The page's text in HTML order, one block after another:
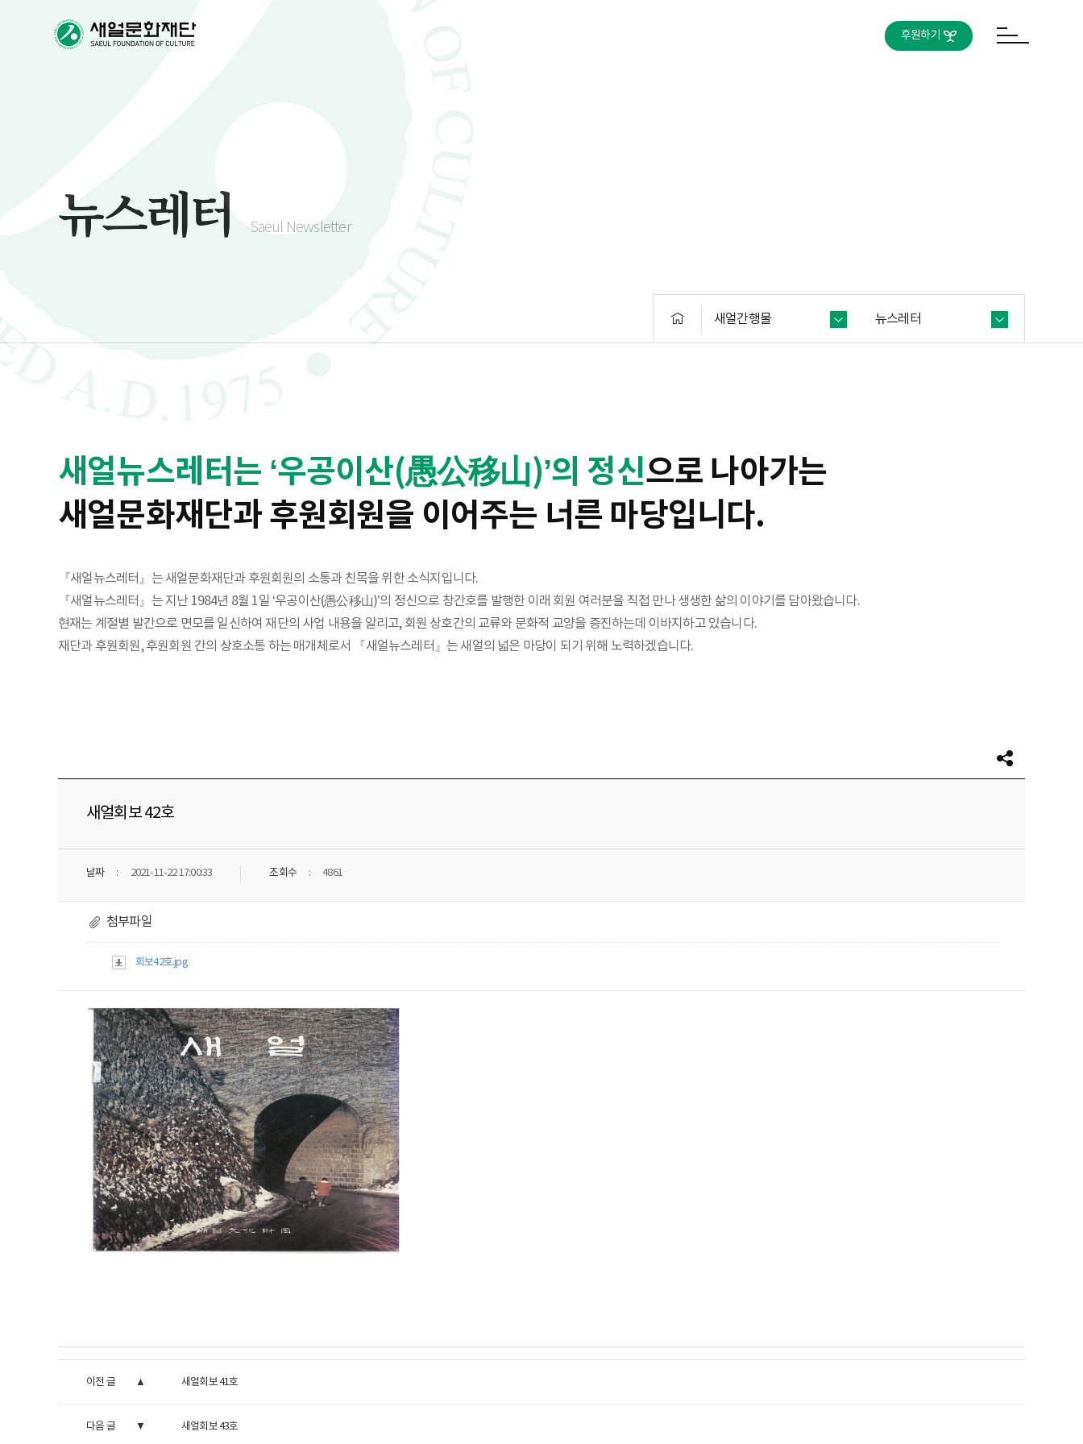
후원하기
뉴스레터 Saeul Newsletter
새얼간행물 뉴스레터
새얼뉴스레터는 ‘우공이산(愚公移山)’의 정신으로 나아가는
새얼문화재단과 후원회원을 이어주는 너른 마당입니다.
『새얼뉴스레터』는 새얼문화재단과 후원회원의 소통과 친목을 위한 소식지입니다.
『새얼뉴스레터』는 지난 1984년 8월 1일 ‘우공이산(愚公移山)’의 정신으로 창간호를 발행한 이래 회원 여러분을 직접 만나 생생한 삶의 이야기를 담아왔습니다.
현재는 계절별 발간으로 면모를 일신하여 재단의 사업 내용을 알리고, 회원 상호간의 교류와 문화적 교양을 증진하는데 이바지하고 있습니다.
재단과 후원회원, 후원회원 간의 상호소통 하는 매개체로서 『새얼뉴스레터』는 새얼의 넓은 마당이 되기 위해 노력하겠습니다.
새얼회보 42호
날짜 2021-11-22 17:00:33 조회수 4861
첨부파일
회보42호.jpg
이전 글 새얼회보 41호
다음 글 새얼회보 43호